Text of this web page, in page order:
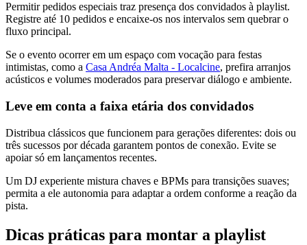
Permitir pedidos especiais traz presença dos convidados à playlist.
Registre até 10 pedidos e encaixe-os nos intervalos sem quebrar o
fluxo principal.
Se o evento ocorrer em um espaço com vocação para festas
intimistas, como a Casa Andréa Malta - Localcine, prefira arranjos
acústicos e volumes moderados para preservar diálogo e ambiente.
Leve em conta a faixa etária dos convidados
Distribua clássicos que funcionem para gerações diferentes: dois ou
três sucessos por década garantem pontos de conexão. Evite se
apoiar só em lançamentos recentes.
Um DJ experiente mistura chaves e BPMs para transições suaves;
permita a ele autonomia para adaptar a ordem conforme a reação da
pista.
Dicas práticas para montar a playlist